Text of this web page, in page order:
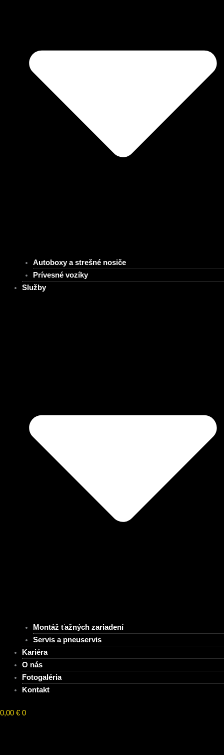
Autoboxy a strešné nosiče
Prívesné vozíky
Služby
Montáž ťažných zariadení
Servis a pneuservis
Kariéra
O nás
Fotogaléria
Kontakt
0,00 € 0